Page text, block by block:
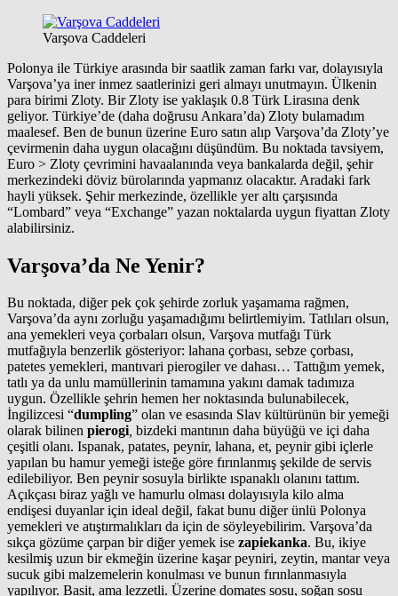
Varşova Caddeleri
Polonya ile Türkiye arasında bir saatlik zaman farkı var, dolayısıyla
Varşova’ya iner inmez saatlerinizi geri almayı unutmayın. Ülkenin
para birimi Zloty. Bir Zloty ise yaklaşık 0.8 Türk Lirasına denk
geliyor. Türkiye’de (daha doğrusu Ankara’da) Zloty bulamadım
maalesef. Ben de bunun üzerine Euro satın alıp Varşova’da Zloty’ye
çevirmenin daha uygun olacağını düşündüm. Bu noktada tavsiyem,
Euro > Zloty çevrimini havaalanında veya bankalarda değil, şehir
merkezindeki döviz bürolarında yapmanız olacaktır. Aradaki fark
hayli yüksek. Şehir merkezinde, özellikle yer altı çarşısında
“Lombard” veya “Exchange” yazan noktalarda uygun fiyattan Zloty
alabilirsiniz.
Varşova’da Ne Yenir?
Bu noktada, diğer pek çok şehirde zorluk yaşamama rağmen,
Varşova’da aynı zorluğu yaşamadığımı belirtlemiyim. Tatlıları olsun,
ana yemekleri veya çorbaları olsun, Varşova mutfağı Türk
mutfağıyla benzerlik gösteriyor: lahana çorbası, sebze çorbası,
patetes yemekleri, mantıvari pierogiler ve dahası… Tattığım yemek,
tatlı ya da unlu mamüllerinin tamamına yakını damak tadımıza
uygun. Özellikle şehrin hemen her noktasında bulunabilecek,
İngilizcesi “dumpling” olan ve esasında Slav kültürünün bir yemeği
olarak bilinen pierogi, bizdeki mantının daha büyüğü ve içi daha
çeşitli olanı. Ispanak, patates, peynir, lahana, et, peynir gibi içlerle
yapılan bu hamur yemeği isteğe göre fırınlanmış şekilde de servis
edilebiliyor. Ben peynir sosuyla birlikte ıspanaklı olanını tattım.
Açıkçası biraz yağlı ve hamurlu olması dolayısıyla kilo alma
endişesi duyanlar için ideal değil, fakat bunu diğer ünlü Polonya
yemekleri ve atıştırmalıkları da için de söyleyebilirim. Varşova’da
sıkça gözüme çarpan bir diğer yemek ise zapiekanka. Bu, ikiye
kesilmiş uzun bir ekmeğin üzerine kaşar peyniri, zeytin, mantar veya
sucuk gibi malzemelerin konulması ve bunun fırınlanmasıyla
yapılıyor. Basit, ama lezzetli. Üzerine domates sosu, soğan sosu